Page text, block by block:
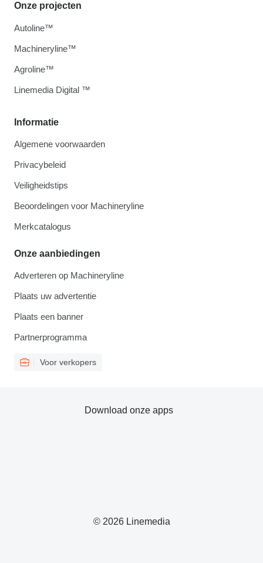
Informatie
Algemene voorwaarden
Privacybeleid
Veiligheidstips
Beoordelingen voor Machineryline
Merkcatalogus
Onze aanbiedingen
Adverteren op Machineryline
Plaats uw advertentie
Plaats een banner
Partnerprogramma
Voor verkopers
Onze projecten
Autoline™
Machineryline™
Agroline™
Linemedia Digital ™
© 2026 Linemedia
Download onze apps